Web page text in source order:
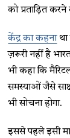
को प्रताड़ित
केंद्र का कहनाथा
ज़रूरी नहीं है
भी कहा कि
समस्याओं जैसे
भी सोचना होगा.
इससे पहले इसी